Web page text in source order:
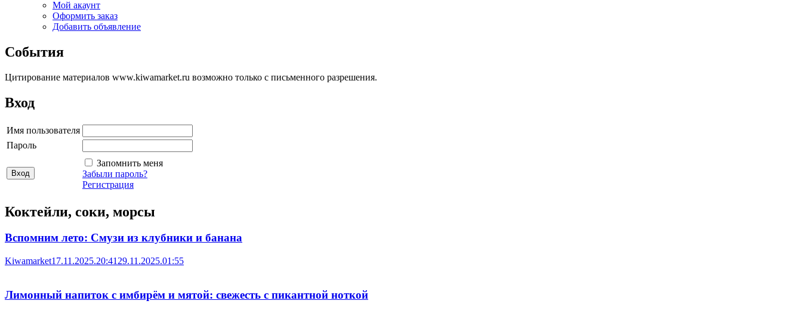
Мой акаунт
Оформить заказ
Добавить объявление
События
Цитирование материалов www.kiwamarket.ru возможно только с письменного разрешения.
Вход
Имя пользователя
Пароль
Запомнить меня
Забыли пароль?
Регистрация
Коктейли, соки, морсы
Вспомним лето: Смузи из клубники и банана
Kiwamarket17.11.2025.20:41 29.11.2025.01:55
Лимонный напиток с имбирём и мятой: свежесть с пикантной ноткой